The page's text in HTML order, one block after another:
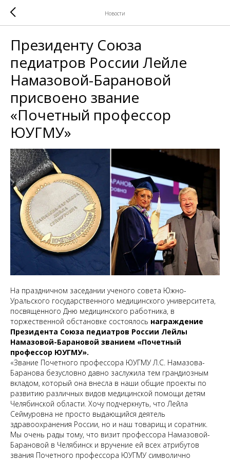
Новости
Президенту Союза
педиатров России Лейле
Намазовой-Барановой
присвоено звание
«Почетный профессор
ЮУГМУ»
На праздничном заседании ученого совета Южно-
Уральского государственного медицинского университета,
посвященного Дню медицинского работника, в
торжественной обстановке состоялось награждение
Президента Союза педиатров России Лейлы
Намазовой-Барановой званием «Почетный
профессор ЮУГМУ».
«Звание Почетного профессора ЮУГМУ Л.С. Намазова-
Баранова безусловно давно заслужила тем грандиозным
вкладом, который она внесла в наши общие проекты по
развитию различных видов медицинской помощи детям
Челябинской области. Хочу подчеркнуть, что Лейла
Сеймуровна не просто выдающийся деятель
здравоохранения России, но и наш товарищ и соратник.
Мы очень рады тому, что визит профессора Намазовой-
Барановой в Челябинск и вручение ей всех атрибутов
звания Почетного профессора ЮУГМУ символично